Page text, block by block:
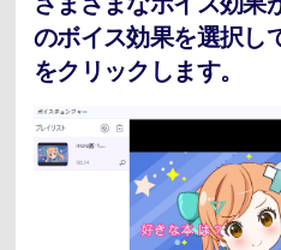
のボイス効果を選択し
をクリックします。